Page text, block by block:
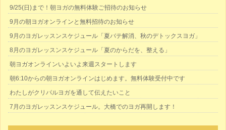
9/25(日)まで！朝ヨガの無料体験ご招待のお知らせ
9月の朝ヨガオンラインと無料招待のお知らせ
9月のヨガレッスンスケジュール「夏バテ解消、秋のデトックスヨガ」
8月のヨガレッスンスケジュール「夏のからだを、整える」
朝ヨガオンラインいよいよ来週スタートします
朝6:10からの朝ヨガオンラインはじめます。無料体験受付中です
わたしがクリパルヨガを通して伝えたいこと
7月のヨガレッスンスケジュール。大橋でのヨガ再開します！